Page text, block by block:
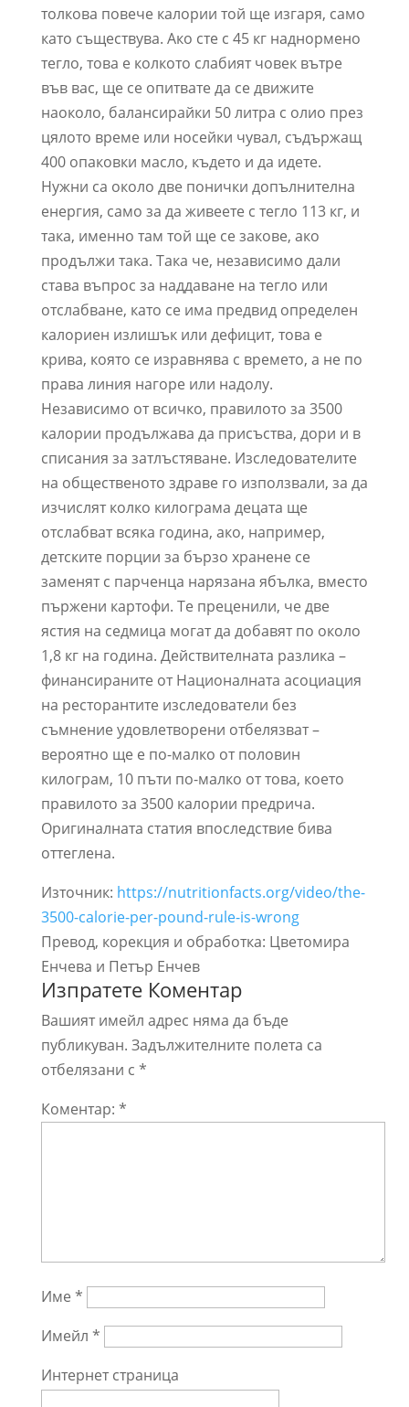
толкова повече калории той ще изгаря, само
като съществува. Ако сте с 45 кг наднормено
тегло, това е колкото слабият човек вътре
във вас, ще се опитвате да се движите
наоколо, балансирайки 50 литра с олио през
цялото време или носейки чувал, съдържащ
400 опаковки масло, където и да идете.
Нужни са около две понички допълнителна
енергия, само за да живеете с тегло 113 кг, и
така, именно там той ще се закове, ако
продължи така. Така че, независимо дали
става въпрос за наддаване на тегло или
отслабване, като се има предвид определен
калориен излишък или дефицит, това е
крива, която се изравнява с времето, а не по
права линия нагоре или надолу.
Независимо от всичко, правилото за 3500
калории продължава да присъства, дори и в
списания за затлъстяване. Изследователите
на общественото здраве го използвали, за да
изчислят колко килограма децата ще
отслабват всяка година, ако, например,
детските порции за бързо хранене се
заменят с парченца нарязана ябълка, вместо
пържени картофи. Те преценили, че две
ястия на седмица могат да добавят по около
1,8 кг на година. Действителната разлика –
финансираните от Националната асоциация
на ресторантите изследователи без
съмнение удовлетворени отбелязват –
вероятно ще е по-малко от половин
килограм, 10 пъти по-малко от това, което
правилото за 3500 калории предрича.
Оригиналната статия впоследствие бива
оттеглена.
Източник: https://nutritionfacts.org/video/the-
3500-calorie-per-pound-rule-is-wrong
Превод, корекция и обработка: Цветомира
Енчева и Петър Енчев
Изпратете Коментар
Вашият имейл адрес няма да бъде
публикуван. Задължителните полета са
отбелязани с *
Коментар: *
Име *
Имейл *
Интернет страница